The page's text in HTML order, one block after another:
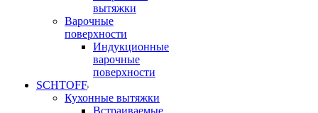
вытяжки
Варочные
поверхности
Индукционные
варочные
поверхности
SCHTOFF
Кухонные вытяжки
Встраиваемые